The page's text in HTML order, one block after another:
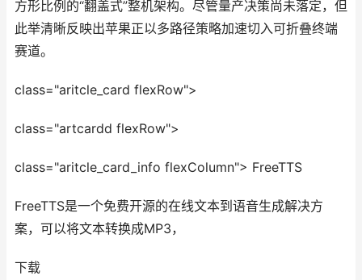
方形比例的“翻盖式”整机架构。尽管量产决策尚未落定，但
此举清晰反映出苹果正以多路径策略加速切入可折叠终端
赛道。
class="aritcle_card flexRow">
class="artcardd flexRow">
class="aritcle_card_info flexColumn"> FreeTTS
FreeTTS是一个免费开源的在线文本到语音生成解决方
案，可以将文本转换成MP3，
下载